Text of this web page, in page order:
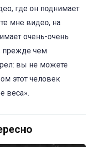
где он поднимает
мне видео, на
очень-очень
прежде чем
вы не можете
этот человек
веса».